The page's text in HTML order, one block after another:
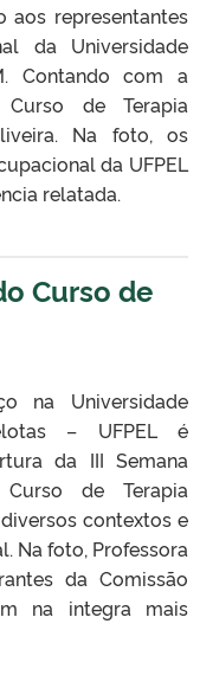
aos representantes
da Universidade
Contando com a
de Terapia
Na foto, os
da UFPEL
relatada.
Curso de
na Universidade
– UFPEL é
da III Semana
de Terapia
contextos e
Na foto, Professora
da Comissão
na integra mais